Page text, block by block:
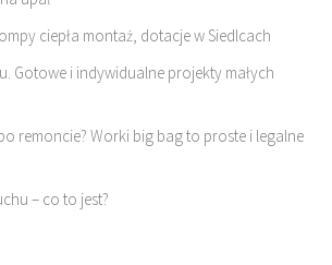
ciepła montaż, dotacje w Siedlcach
Gotowe i indywidualne projekty małych
remoncie? Worki big bag to proste i legalne
– co to jest?